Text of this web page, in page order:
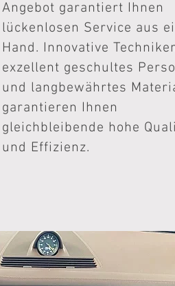
Angebot garantiert Ihnen
lückenlosen Service aus
Hand. Innovative
exzellent geschultes
und langbewährtes
garantieren Ihnen
gleichbleibende hohe
und Effizienz.